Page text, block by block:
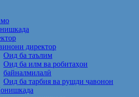
директор
Оид ба таълим
Оид ба илм ва робитаҳои
байналмилалӣ
Оид ба тарбия ва рушди ҷавонон